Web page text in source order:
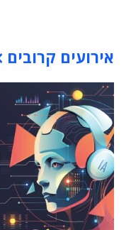
אירועים קרובים